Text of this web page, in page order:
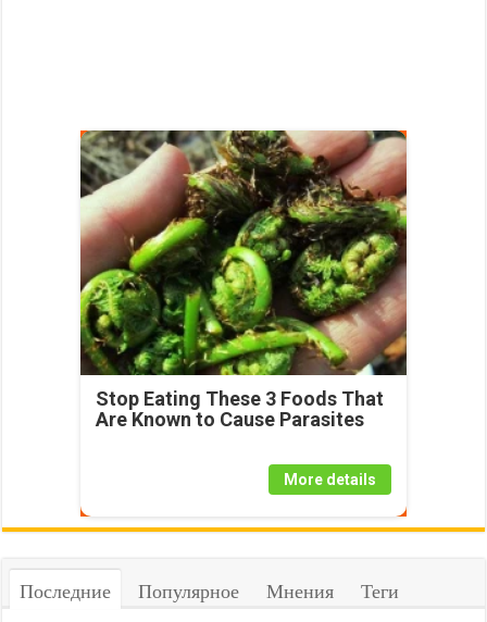
Stop Eating These 3 Foods That
Are Known to Cause Parasites
More details
Последние Популярное Мнения Теги